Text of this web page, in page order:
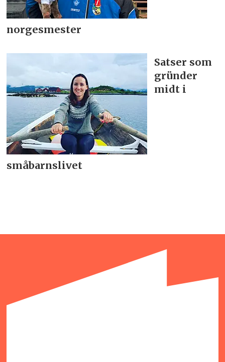
norgesmester
Satser som
gründer
midt i
småbarnslivet